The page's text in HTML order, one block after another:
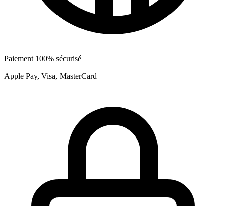
Paiement 100% sécurisé
Apple Pay, Visa, MasterCard